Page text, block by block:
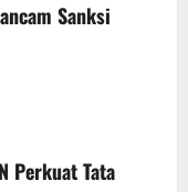
Sanksi
Perkuat Tata